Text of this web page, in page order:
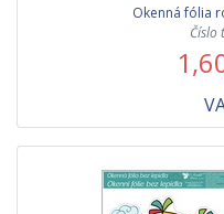
Okenná fólia
Číslo